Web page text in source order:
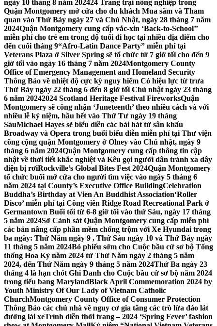
ngày 10 tháng 8 năm 202424 Trang trại nông nghiệp trong
Quận Montgomery mở cửa cho du khách Mua sắm và Tham
quan vào Thứ Bảy ngày 27 và Chủ Nhật, ngày 28 tháng 7 năm
2024Quận Montgomery cung cấp vắc-xin ‘Back-to-School’’
miễn phí cho trẻ em trong độ tuổi đi học tại nhiều địa điểm cho
đến cuối tháng 9“Afro-Latin Dance Party” miễn phí tại
Veterans Plaza ở Silver Spring sẽ tổ chức từ 7 giờ tối cho đến 9
giờ tối vào ngày 16 tháng 7 năm 2024Montgomery County
Office of Emergency Management and Homeland Security
Thông Báo về nhiệt độ cực kỳ nguy hiểm Có hiệu lực từ trưa
Thứ Bảy ngày 22 tháng 6 đến 8 giờ tối Chủ nhật ngày 23 tháng
6 năm 20242024 Scotland Heritage Festival FireworksQuận
Montgomery sẽ công nhận ‘Juneteenth’ theo nhiều cách và với
nhiều lễ kỷ niệm, hầu hết vào Thứ Tư ngày 19 tháng
SáuMichael Hayes sẽ biểu diễn các bài hát từ sân khấu
Broadway và Opera trong buổi biểu diễn miễn phí tại Thư viện
công cộng quận Montgomery ở Olney vào Chủ nhật, ngày 9
tháng 6 năm 2024Quận Montgomery cung cấp thông tin cập
nhật về thời tiết khắc nghiệt và Kêu gọi người dân tránh xa dây
điện bị rơiRockville’s Global Bites Fest 2024Quận Montgomery
tổ chức buổi mở cửa cho người tìm việc vào ngày 5 tháng 6
năm 2024 tại County’s Executive Office BuildingCelebration
Buddha’s Birthday at Vien An Buddhist Association‘Roller
Disco’ miễn phí tại Công viên Ridge Road Recreational Park ở
Germantown Buổi tối từ 6-8 giờ tối vào thứ Sáu, ngày 17 tháng
5 năm 2024Sở Cảnh sát Quận Montgomery cung cấp miễn phí
các bản nâng cấp phần mềm chống trộm với Xe Hyundai trong
ba ngày: Thứ Năm ngày 9 , Thứ Sáu ngày 10 và Thứ Bảy ngày
11 tháng 5 năm 2024Bỏ phiếu sớm cho Cuộc bầu cử sơ bộ Tổng
thống Hoa Kỳ năm 2024 từ Thứ Năm ngày 2 tháng 5 năm
2024, đến Thứ Năm ngày 9 tháng 5 năm 2024Thứ Ba ngày 23
tháng 4 là hạn chót Ghi Danh cho Cuộc bầu cử sơ bộ năm 2024
trong tiểu bang MarylandBlack April Commemoration 2024 by
Youth Ministry Of Our Lady of Vietnam Catholic
ChurchMontgomery County Office of Consumer Protection
Thông Báo các chủ nhà về nguy cơ gia tăng các trò lừa đảo lát
đường lái xeTrình diễn thời trang – 2024 ‘Spring Fever’ fashion